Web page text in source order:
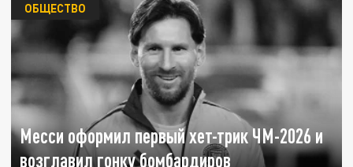
Месси оформил первый хет-трик ЧМ-2026 и
возглавил гонку бомбардиров
ОБЩЕСТВО